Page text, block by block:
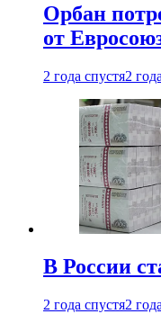
Орбан
от
2 года спустя2
В России
2 года спустя2